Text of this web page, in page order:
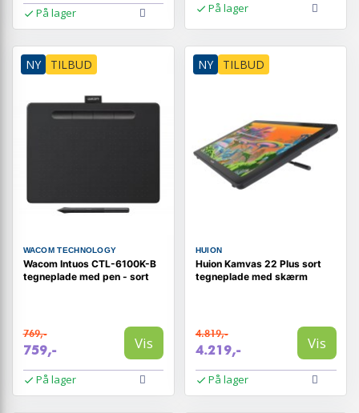
På lager På lager
NY TILBUD
WACOM TECHNOLOGY
Wacom Intuos CTL-6100K-B
tegneplade med pen - sort
769,-
759,- Vis
På lager
NY TILBUD
HUION
Huion Kamvas 22 Plus sort
tegneplade med skærm
4.819,-
4.219,- Vis
På lager